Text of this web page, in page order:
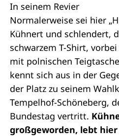
In seinem Revier
Normalerweise sei hier
Kühnert und schlendert,
schwarzem T-Shirt,
mit polnischen
kennt sich aus in der
der Platz zu seinem
Tempelhof-Schöneberg,
Bundestag vertritt.
großgeworden, lebt